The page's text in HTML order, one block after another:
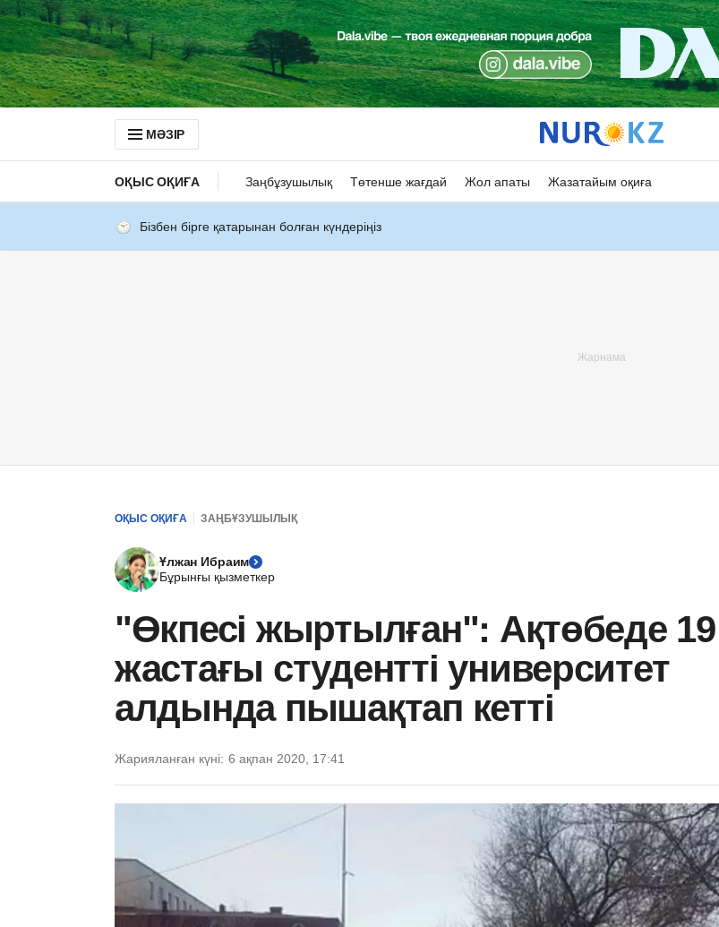
МӘЗІР
ОҚЫС ОҚИҒА Заңбұзушылық Төтенше жағдай Жол апаты Жазатайым оқиға
Бізбен бірге қатарынан болған күндеріңіз
ОҚЫС ОҚИҒА ЗАҢБҰЗУШЫЛЫҚ
Ұлжан Ибраим
Бұрынғы қызметкер
"Өкпесі жыртылған": Ақтөбеде 19
жастағы студентті университет
алдында пышақтап кетті
Жарияланған күні: 6 ақпан 2020, 17:41